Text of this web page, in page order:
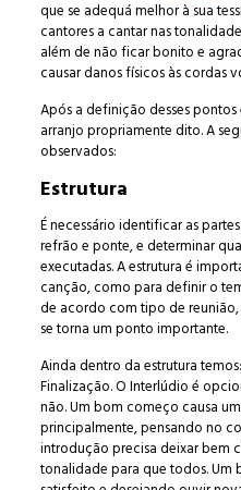
que se adequá melhor à sua
cantores a cantar nas
além de não ficar bonito e
causar danos físicos às cordas
Após a definição desses
arranjo propriamente dito. A
observados:
Estrutura
É necessário identificar as
refrão e ponte, e determinar
executadas. A estrutura é
canção, como para definir o
de acordo com tipo de
se torna um ponto importante.
Ainda dentro da estrutura
Finalização. O Interlúdio é
não. Um bom começo causa
principalmente, pensando no
introdução precisa deixar bem
tonalidade para que todos.